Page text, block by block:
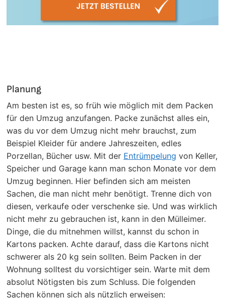
Planung
Am besten ist es, so früh wie möglich mit dem Packen
für den Umzug anzufangen. Packe zunächst alles ein,
was du vor dem Umzug nicht mehr brauchst, zum
Beispiel Kleider für andere Jahreszeiten, edles
Porzellan, Bücher usw. Mit der Entrümpelung von Keller,
Speicher und Garage kann man schon Monate vor dem
Umzug beginnen. Hier befinden sich am meisten
Sachen, die man nicht mehr benötigt. Trenne dich von
diesen, verkaufe oder verschenke sie. Und was wirklich
nicht mehr zu gebrauchen ist, kann in den Mülleimer.
Dinge, die du mitnehmen willst, kannst du schon in
Kartons packen. Achte darauf, dass die Kartons nicht
schwerer als 20 kg sein sollten. Beim Packen in der
Wohnung solltest du vorsichtiger sein. Warte mit dem
absolut Nötigsten bis zum Schluss. Die folgenden
Sachen können sich als nützlich erweisen: